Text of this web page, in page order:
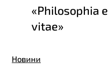
«Philosophia
vitae»
Новини